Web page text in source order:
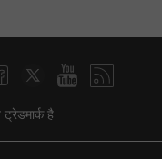
है